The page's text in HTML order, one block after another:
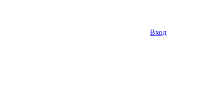
Вход